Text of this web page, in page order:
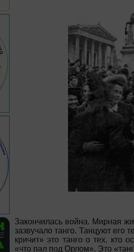
Закончилась война. Мирная
зазвучало танго. Танцуют его
кричит» это танго о тех, кто
«что пал под Орлом». Это